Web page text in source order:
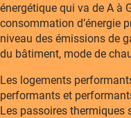
énergétique qui va de A à
consommation d’énergie
niveau des émissions de
du bâtiment, mode de
Les logements
performants et
Les passoires thermiques